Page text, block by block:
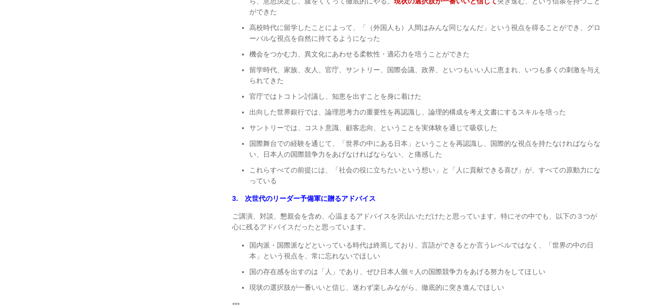
ができた
高校時代に留学したことによって、「（外国人も）人間はみんな同じなんだ」という視点を得ることができ、グロ
ーバルな視点を自然に持てるようになった
機会をつかむ力、異文化にあわせる柔軟性・適応力を培うことができた
留学時代、家族、友人、官庁、サントリー、国際会議、政界、といつもいい人に恵まれ、いつも多くの刺激を与え
られてきた
官庁ではトコトン討議し、知恵を出すことを身に着けた
出向した世界銀行では、論理思考力の重要性を再認識し、論理的構成を考え文書にするスキルを培った
サントリーでは、コスト意識、顧客志向、ということを実体験を通じて吸収した
国際舞台での経験を通じて、「世界の中にある日本」ということを再認識し、国際的な視点を持たなければならな
い、日本人の国際競争力をあげなければならない、と痛感した
これらすべての前提には、「社会の役に立ちたいという想い」と「人に貢献できる喜び」が、すべての原動力にな
っている
3. 次世代のリーダー予備軍に贈るアドバイス
ご講演、対談、懇親会を含め、心温まるアドバイスを沢山いただけたと思っています。特にその中でも、以下の３つが
心に残るアドバイスだったと思っています。
国内派・国際派などといっている時代は終焉しており、言語ができるとか言うレベルではなく、「世界の中の日
本」という視点を、常に忘れないでほしい
国の存在感を出すのは「人」であり、ぜひ日本人個々人の国際競争力をあげる努力をしてほしい
現状の選択肢が一番いいと信じ、迷わず楽しみながら、徹底的に突き進んでほしい